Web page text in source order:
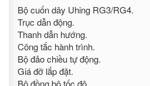
Bộ cuốn dây Uhing RG3/RG4.
Trục dẫn động.
Thanh dẫn hướng.
Công tắc hành trình.
Bộ đảo chiều tự động.
Giá đỡ lắp đặt.
Bộ đồng bộ tốc độ.